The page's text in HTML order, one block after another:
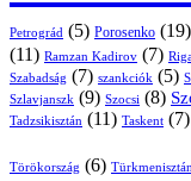
Petrográd (5) Porosenko (19)
(11) Ramzan Kadirov (7)
Szabadság (7) szankciók (5)
Szlavjanszk (9) Szocsi (8)
Tadzsikisztán (11) Taskent (7)
Törökország (6) Türkmenisztán